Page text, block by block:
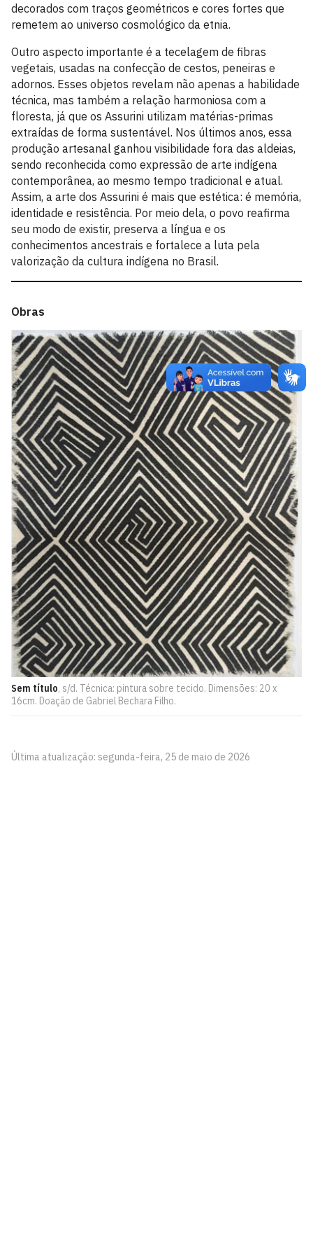
decorados com traços geométricos e cores fortes que
remetem ao universo cosmológico da etnia.
Outro aspecto importante é a tecelagem de fibras
vegetais, usadas na confecção de cestos, peneiras e
adornos. Esses objetos revelam não apenas a habilidade
técnica, mas também a relação harmoniosa com a
floresta, já que os Assurini utilizam matérias-primas
extraídas de forma sustentável. Nos últimos anos, essa
produção artesanal ganhou visibilidade fora das aldeias,
sendo reconhecida como expressão de arte indígena
contemporânea, ao mesmo tempo tradicional e atual.
Assim, a arte dos Assurini é mais que estética: é memória,
identidade e resistência. Por meio dela, o povo reafirma
seu modo de existir, preserva a língua e os
conhecimentos ancestrais e fortalece a luta pela
valorização da cultura indígena no Brasil.
Obras
Sem título, s/d. Técnica: pintura sobre tecido. Dimensões: 20 x
16cm. Doação de Gabriel Bechara Filho.
Última atualização: segunda-feira, 25 de maio de 2026